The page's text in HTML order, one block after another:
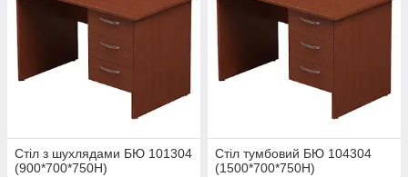
Стіл з шухлядами БЮ 101304
(900*700*750Н)
Стіл тумбовий БЮ 104304
(1500*700*750Н)